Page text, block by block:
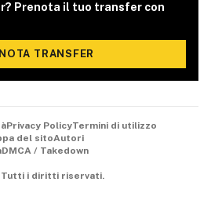
Prenota il tuo transfer con
TRANSFER
Privacy PolicyTermini di utilizzo
del sitoAutori
DMCA / Takedown
Tutti i diritti riservati.